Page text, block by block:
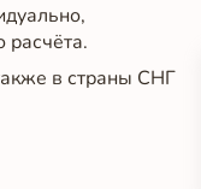
расчёта.
в страны СНГ